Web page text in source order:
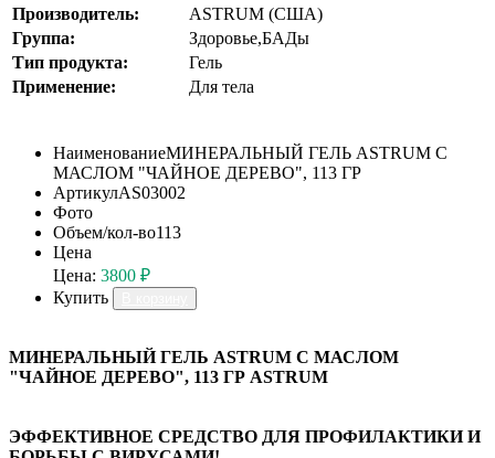
Производитель:
ASTRUM (США)
Группа:
Здоровье,БАДы
Тип продукта:
Гель
Применение:
Для тела
НаименованиеМИНЕРАЛЬНЫЙ ГЕЛЬ ASTRUM С
МАСЛОМ "ЧАЙНОЕ ДЕРЕВО", 113 ГР
АртикулAS03002
Фото
Объем/кол-во113
Цена
Цена: 3800 ₽
Купить
МИНЕРАЛЬНЫЙ ГЕЛЬ ASTRUM С МАСЛОМ
"ЧАЙНОЕ ДЕРЕВО", 113 ГР ASTRUM
ЭФФЕКТИВНОЕ СРЕДСТВО ДЛЯ ПРОФИЛАКТИКИ И